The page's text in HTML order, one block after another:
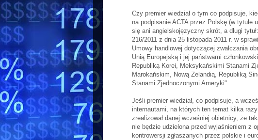
Czy premier wiedział o tym co podpisuje,
na podpisanie ACTA przez Polskę (w tytule
się ani angielskojęzyczny skrót, a długi
216/2011 z dnia 25 listopada 2011 r. w
Umowy handlowej dotyczącej zwalczania
Unią Europejską i jej państwami
Republiką Korei, Meksykańskimi Stanami
Marokańskim, Nową Zelandią, Republiką
Stanami Zjednoczonymi Ameryki"
Jeśli premier wiedział, co podpisuje, a
internautami, na których ten temat kilka
zrealizował danej wcześniej obietnicy, że
nie będzie udzielona przed wyjaśnieniem z
kontrowersji zgłaszanych przez polskie i